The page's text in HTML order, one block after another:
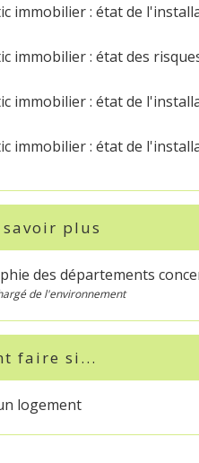
immobilier : état de
immobilier : état des
immobilier : état de
immobilier : état de
savoir plus
des départements
de l'environnement
faire si...
logement